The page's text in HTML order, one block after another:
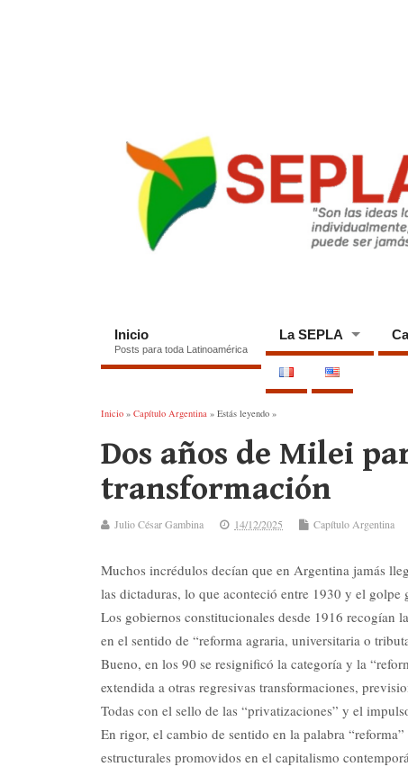
Inicio
Posts para toda Latinoamérica
La SEPLA
Inicio » Capítulo Argentina » Estás leyendo »
Dos años de Milei
transformación
Julio César Gambina 14/12/2025 Capítulo Argentina
Muchos incrédulos decían que en Argentina jamás
las dictaduras, lo que aconteció entre 1930 y el golpe
Los gobiernos constitucionales desde 1916 recogían
en el sentido de “reforma agraria, universitaria o
Bueno, en los 90 se resignificó la categoría y la
extendida a otras regresivas transformaciones,
Todas con el sello de las “privatizaciones” y el
En rigor, el cambio de sentido en la palabra
estructurales promovidos en el capitalismo